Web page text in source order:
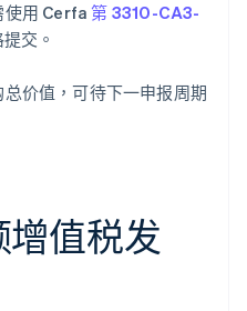
使用 Cerfa 第 3310-CA3-
交。
价值，可待下一申报周期
值税发